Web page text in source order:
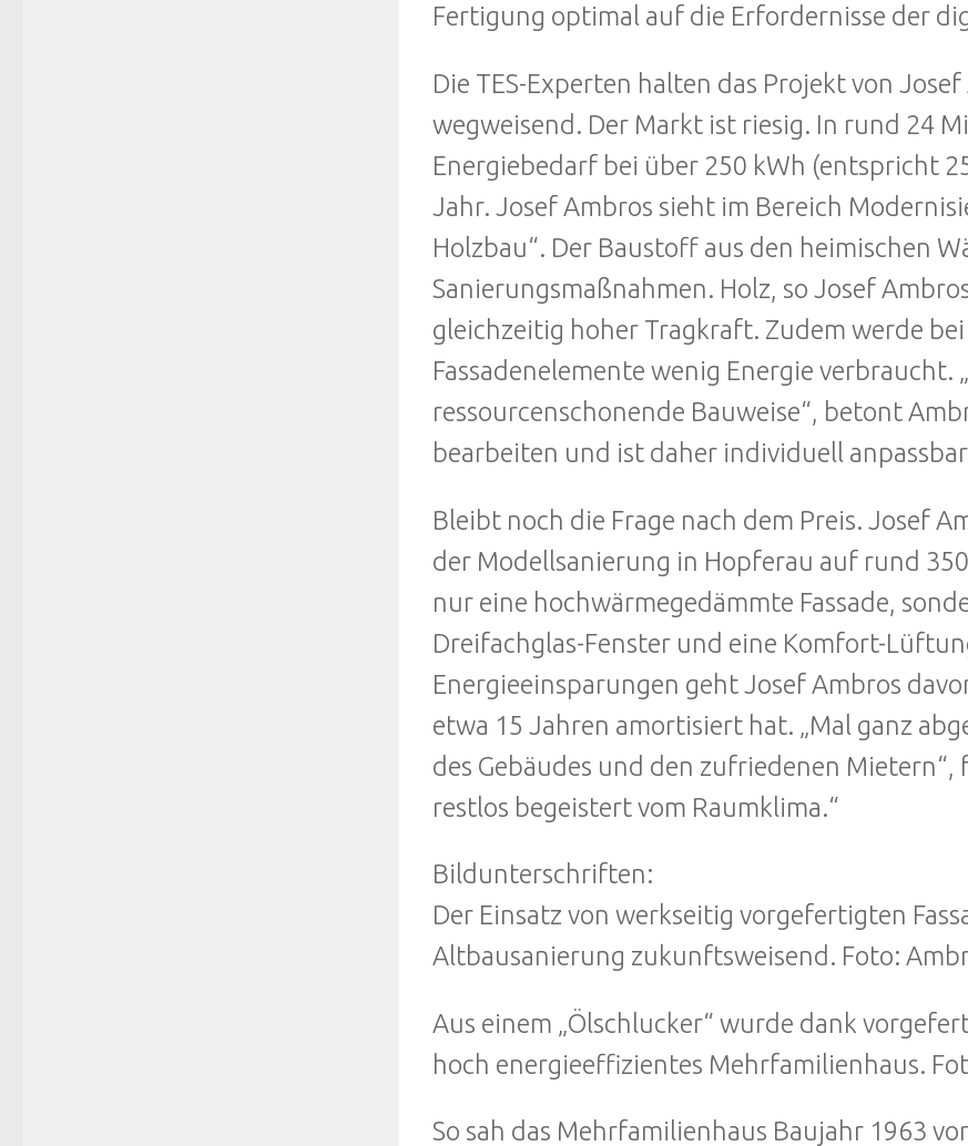
Fertigung optimal auf die Erfordernisse der
Die TES-Experten halten das Projekt von
wegweisend. Der Markt ist riesig. In rund 24
Energiebedarf bei über 250 kWh (entspricht
Jahr. Josef Ambros sieht im Bereich
Holzbau“. Der Baustoff aus den heimischen
Sanierungsmaßnahmen. Holz, so Josef
gleichzeitig hoher Tragkraft. Zudem werde
Fassadenelemente wenig Energie verbraucht.
ressourcenschonende Bauweise“, betont
bearbeiten und ist daher individuell
Bleibt noch die Frage nach dem Preis. Josef
der Modellsanierung in Hopferau auf rund
nur eine hochwärmegedämmte Fassade,
Dreifachglas-Fenster und eine Komfort-
Energieeinsparungen geht Josef Ambros
etwa 15 Jahren amortisiert hat. „Mal ganz
des Gebäudes und den zufriedenen Mietern“,
restlos begeistert vom Raumklima.“
Bildunterschriften:
Der Einsatz von werkseitig vorgefertigten
Altbausanierung zukunftsweisend. Foto:
Aus einem „Ölschlucker“ wurde dank
hoch energieeffizientes Mehrfamilienhaus.
So sah das Mehrfamilienhaus Baujahr 1963